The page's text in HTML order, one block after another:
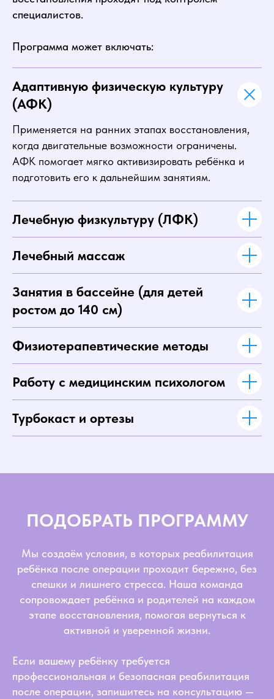
специалистов.
Программа может включать:
Адаптивную физическую культуру
(АФК)
Применяется на ранних этапах восстановления,
когда двигательные возможности ограничены.
АФК помогает мягко активизировать ребёнка и
подготовить его к дальнейшим занятиям.
Лечебную физкультуру (ЛФК)
Лечебный массаж
Занятия в бассейне (для детей
ростом до 140 см)
Физиотерапевтические методы
Работу с медицинским психологом
Турбокаст и ортезы
ПОДОБРАТЬ ПРОГРАММУ
Мы создаём условия, в которых реабилитация
ребёнка после операции проходит бережно, без
спешки и лишнего стресса. Наша команда
сопровождает ребёнка и родителей на каждом
этапе восстановления, помогая вернуться к
активной и уверенной жизни.
Если вашему ребёнку требуется
профессиональная и безопасная реабилитация
после операции, запишитесь на консультацию —